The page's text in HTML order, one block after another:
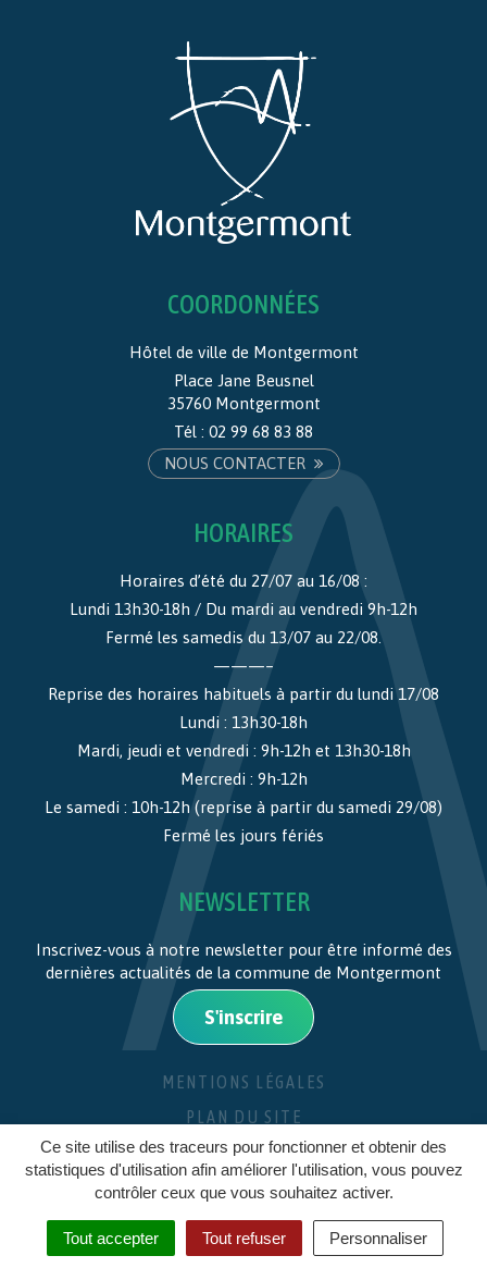
Ce site utilise des traceurs pour fonctionner et obtenir des
statistiques d'utilisation afin améliorer l'utilisation, vous pouvez
contrôler ceux que vous souhaitez activer.
Tout accepter Tout refuser Personnaliser
COORDONNÉES
Hôtel de ville de Montgermont
Place Jane Beusnel
35760 Montgermont
Tél : 02 99 68 83 88
NOUS CONTACTER
HORAIRES
Horaires d’été du 27/07 au 16/08 :
Lundi 13h30-18h / Du mardi au vendredi 9h-12h
Fermé les samedis du 13/07 au 22/08.
———–
Reprise des horaires habituels à partir du lundi 17/08
Lundi : 13h30-18h
Mardi, jeudi et vendredi : 9h-12h et 13h30-18h
Mercredi : 9h-12h
Le samedi : 10h-12h (reprise à partir du samedi 29/08)
Fermé les jours fériés
NEWSLETTER
Inscrivez-vous à notre newsletter pour être informé des
dernières actualités de la commune de Montgermont
S'inscrire
MENTIONS LÉGALES
PLAN DU SITE
CRÉDITS